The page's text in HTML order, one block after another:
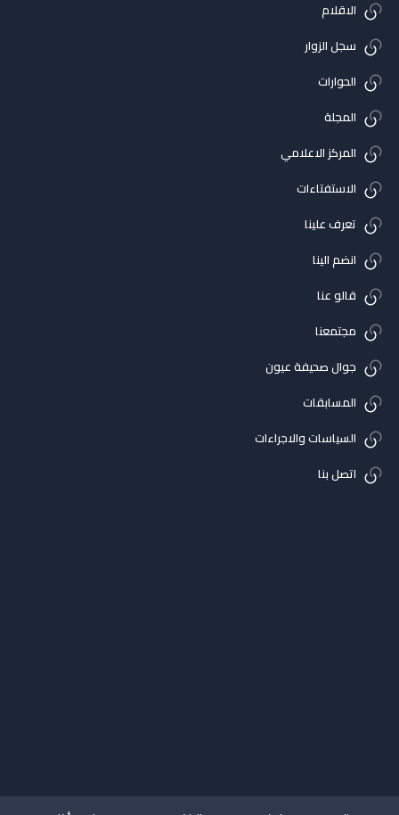
الاقلام
سجل الزوار
الحوارات
المجلة
المركز الاعلامي
الاستفتاءات
تعرف علينا
انضم الينا
قالو عنا
مجتمعنا
جوال صحيفة عيون
المسابقات
السياسات والاجراءات
اتصل بنا